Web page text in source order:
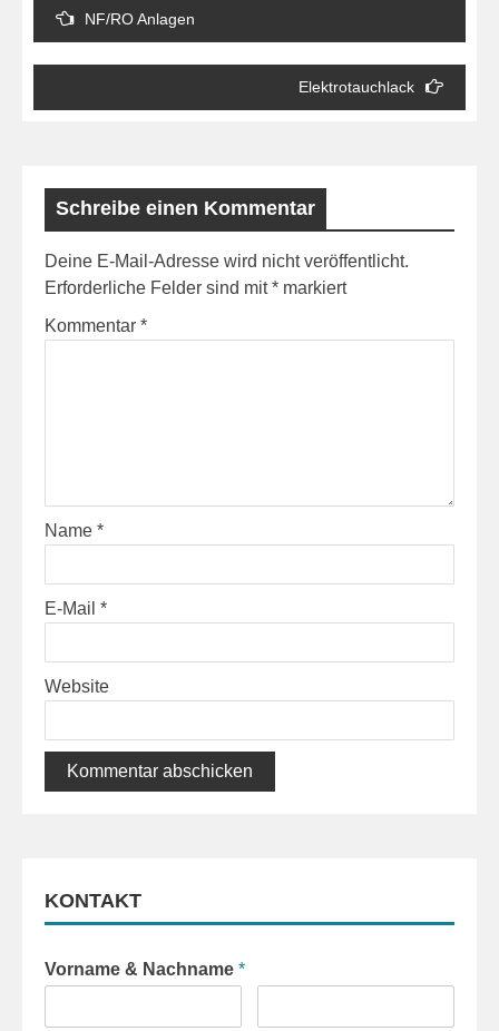
NF/RO Anlagen
Elektrotauchlack
Schreibe einen Kommentar
Deine E-Mail-Adresse wird nicht veröffentlicht.
Erforderliche Felder sind mit* markiert
Kommentar *
Name *
E-Mail *
Website
KONTAKT
Vorname & Nachname *